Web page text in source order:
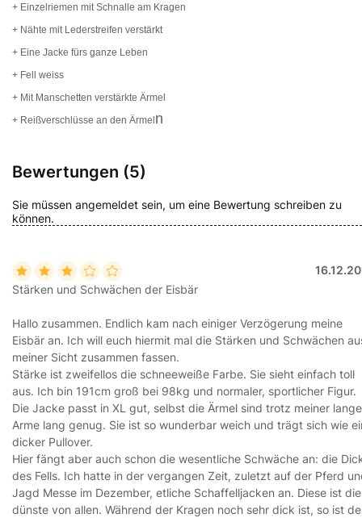
+ Einzelriemen mit Schnalle am Kragen
+ Nähte mit Lederstreifen verstärkt
+ Eine Jacke fürs ganze Leben
+ Fell weiss
+ Mit Manschetten verstärkte Ärmel
+ Reißverschlüsse an den Ärmeln
Bewertungen (5)
Sie müssen angemeldet sein, um eine Bewertung schreiben zu
können.
Stärken und Schwächen der Eisbär
Hallo zusammen. Endlich kam nach einiger Verzögerung meine
Eisbär an. Ich will euch hiermit mal die Stärken und Schwächen
meiner Sicht zusammen fassen.
Stärke ist zweifellos die schneeweiße Farbe. Sie sieht einfach toll
aus. Ich bin 191cm groß bei 98kg und normaler, sportlicher Figur.
Die Jacke passt in XL gut, selbst die Ärmel sind trotz meiner
Arme lang genug. Sie ist so wunderbar weich und trägt sich wie
dicker Pullover.
Hier fängt aber auch schon die wesentliche Schwäche an: die
des Fells. Ich hatte in der vergangen Zeit, zuletzt auf der Pferd
Jagd Messe im Dezember, etliche Schaffelljacken an. Diese ist die
dünste von allen. Während der Kragen noch sehr dick ist, so ist